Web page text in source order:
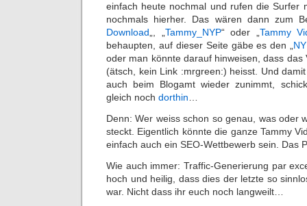
einfach heute nochmal und rufen die Surfer
nochmals hierher. Das wären dann zum
Download
Tammy_NYP“ oder „ Tammy
behaupten, auf dieser Seite gäbe es den „
oder man könnte darauf hinweisen, dass das
(ätsch, kein Link :mrgreen:) heisst. Und
auch beim Blogamt wieder zunimmt,
gleich noch dorthin
Denn: Wer weiss schon so genau, was oder
steckt. Eigentlich könnte die ganze Tammy
einfach auch ein SEO-Wettbewerb sein. Das
Wie auch immer: Traffic-Generierung par
hoch und heilig, dass dies der letzte so
war. Nicht dass ihr euch noch langweilt…